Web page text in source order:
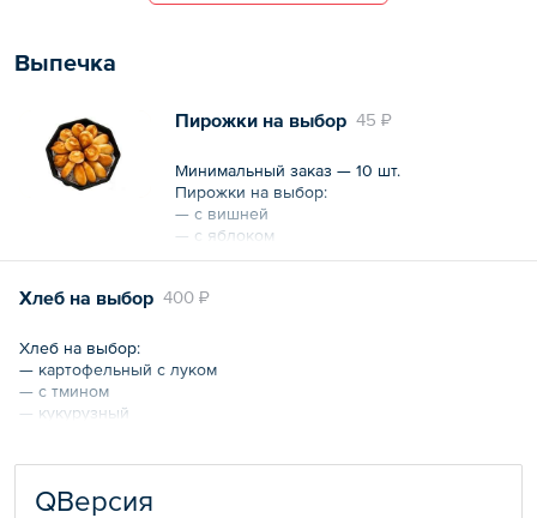
Выпечка
45 ₽
Пирожки на выбор
Минимальный заказ — 10 шт.
Пирожки на выбор:
— с вишней
— с яблоком
— с творогом и изюмом
— с малиной
— с мясом
400 ₽
Хлеб на выбор
Хлеб на выбор:
— картофельный с луком
— с тмином
— кукурузный
QВерсия